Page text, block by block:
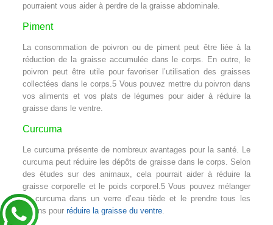
pourraient vous aider à perdre de la graisse abdominale.
Piment
La consommation de poivron ou de piment peut être liée à la
réduction de la graisse accumulée dans le corps. En outre, le
poivron peut être utile pour favoriser l’utilisation des graisses
collectées dans le corps.5 Vous pouvez mettre du poivron dans
vos aliments et vos plats de légumes pour aider à réduire la
graisse dans le ventre.
Curcuma
Le curcuma présente de nombreux avantages pour la santé. Le
curcuma peut réduire les dépôts de graisse dans le corps. Selon
des études sur des animaux, cela pourrait aider à réduire la
graisse corporelle et le poids corporel.5 Vous pouvez mélanger
du curcuma dans un verre d’eau tiède et le prendre tous les
matins pour réduire la graisse du ventre.